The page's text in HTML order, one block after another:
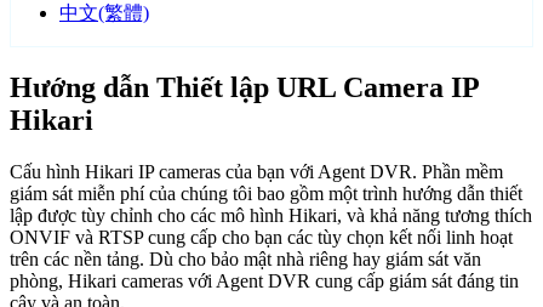
中文(繁體)
Hướng dẫn Thiết lập URL Camera IP
Hikari
Cấu hình Hikari IP cameras của bạn với Agent DVR. Phần mềm
giám sát miễn phí của chúng tôi bao gồm một trình hướng dẫn thiết
lập được tùy chỉnh cho các mô hình Hikari, và khả năng tương thích
ONVIF và RTSP cung cấp cho bạn các tùy chọn kết nối linh hoạt
trên các nền tảng. Dù cho bảo mật nhà riêng hay giám sát văn
phòng, Hikari cameras với Agent DVR cung cấp giám sát đáng tin